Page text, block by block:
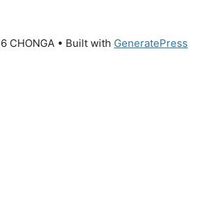
CHONGA • Built with GeneratePress